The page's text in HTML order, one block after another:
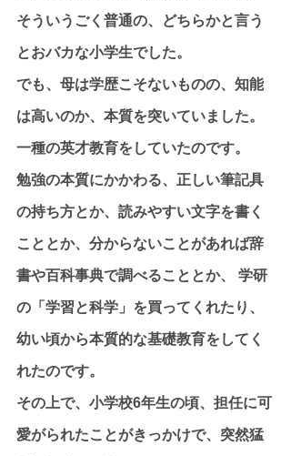
そういうごく普通の、どちらかと言う
とおバカな小学生でした。
でも、母は学歴こそないものの、知能
は高いのか、本質を突いていました。
一種の英才教育をしていたのです。
勉強の本質にかかわる、正しい筆記具
の持ち方とか、読みやすい文字を書く
こととか、分からないことがあれば辞
書や百科事典で調べることとか、 学研
の「学習と科学」を買ってくれたり、
幼い頃から本質的な基礎教育をしてく
れたのです。
その上で、小学校6年生の頃、担任に可
愛がられたことがきっかけで、突然猛